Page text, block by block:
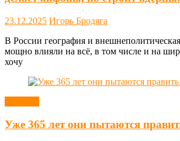
23.12.2025 Игорь Бродяга
В России география и
мощно влияли на всё, в том числе и на
хочу
Уже 365 лет они пытаются